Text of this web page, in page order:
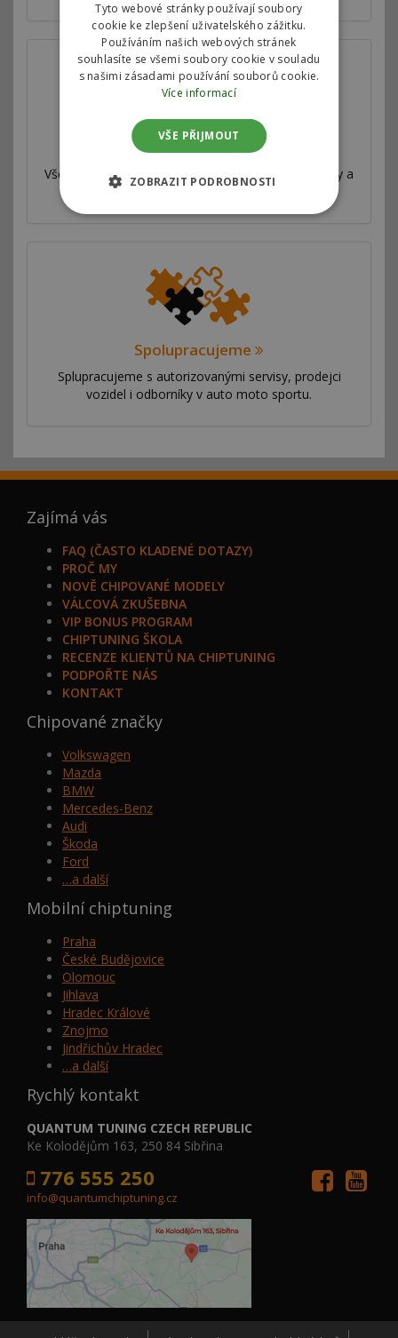
Válcová zkušebna
Všechny naše úpravy jsou velmi důkladně testovány a
měřeny na profesionální válcové zkušebně.
Spolupracujeme
Splupracujeme s autorizovanými servisy, prodejci
vozidel i odborníky v auto moto sportu.
Zajímá vás
FAQ (ČASTO KLADENÉ DOTAZY)
PROČ MY
NOVĚ CHIPOVANÉ MODELY
VÁLCOVÁ ZKUŠEBNA
VIP BONUS PROGRAM
CHIPTUNING ŠKOLA
RECENZE KLIENTŮ NA CHIPTUNING
PODPOŘTE NÁS
KONTAKT
Chipované značky
Volkswagen
Mazda
BMW
Mercedes-Benz
Audi
Škoda
Ford
…a další
Mobilní chiptuning
Praha
České Budějovice
Olomouc
Jihlava
Hradec Králové
Znojmo
Jindřichův Hradec
…a další
Rychlý kontakt
QUANTUM TUNING CZECH REPUBLIC
Ke Kolodějům 163, 250 84 Sibřina
776 555 250
info@quantumchiptuning.cz
Tyto webové stránky používají soubory
cookie ke zlepšení uživatelského zážitku.
Používáním našich webových stránek
souhlasíte se všemi soubory cookie v souladu
s našimi zásadami používání souborů cookie.
Více informací
VŠE PŘIJMOUT
ZOBRAZIT PODROBNOSTI